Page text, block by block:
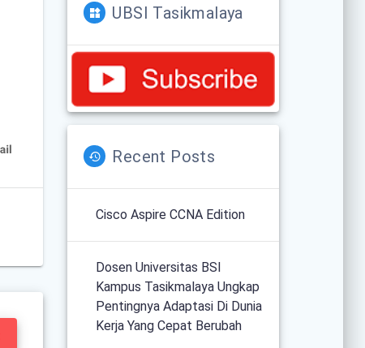
UBSI Tasikmalaya
Recent Posts
Cisco Aspire CCNA Edition
Dosen Universitas BSI
Kampus Tasikmalaya Ungkap
Pentingnya Adaptasi Di Dunia
Kerja Yang Cepat Berubah